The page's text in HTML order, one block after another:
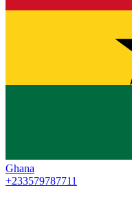
Ghana
+233579787711